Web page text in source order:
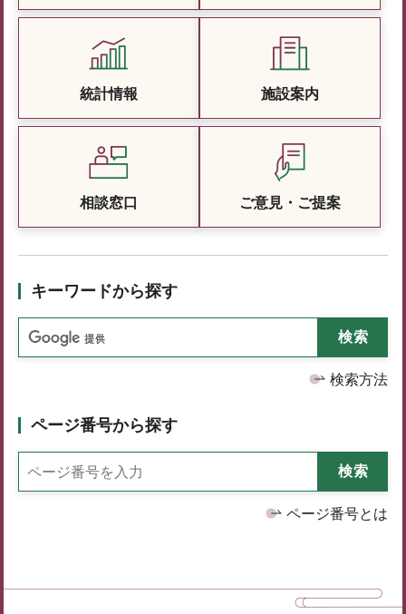
統計情報 施設案内
相談窓口 ご意見・ご提案
キーワードから探す
検索方法
ページ番号から探す
ページ番号とは